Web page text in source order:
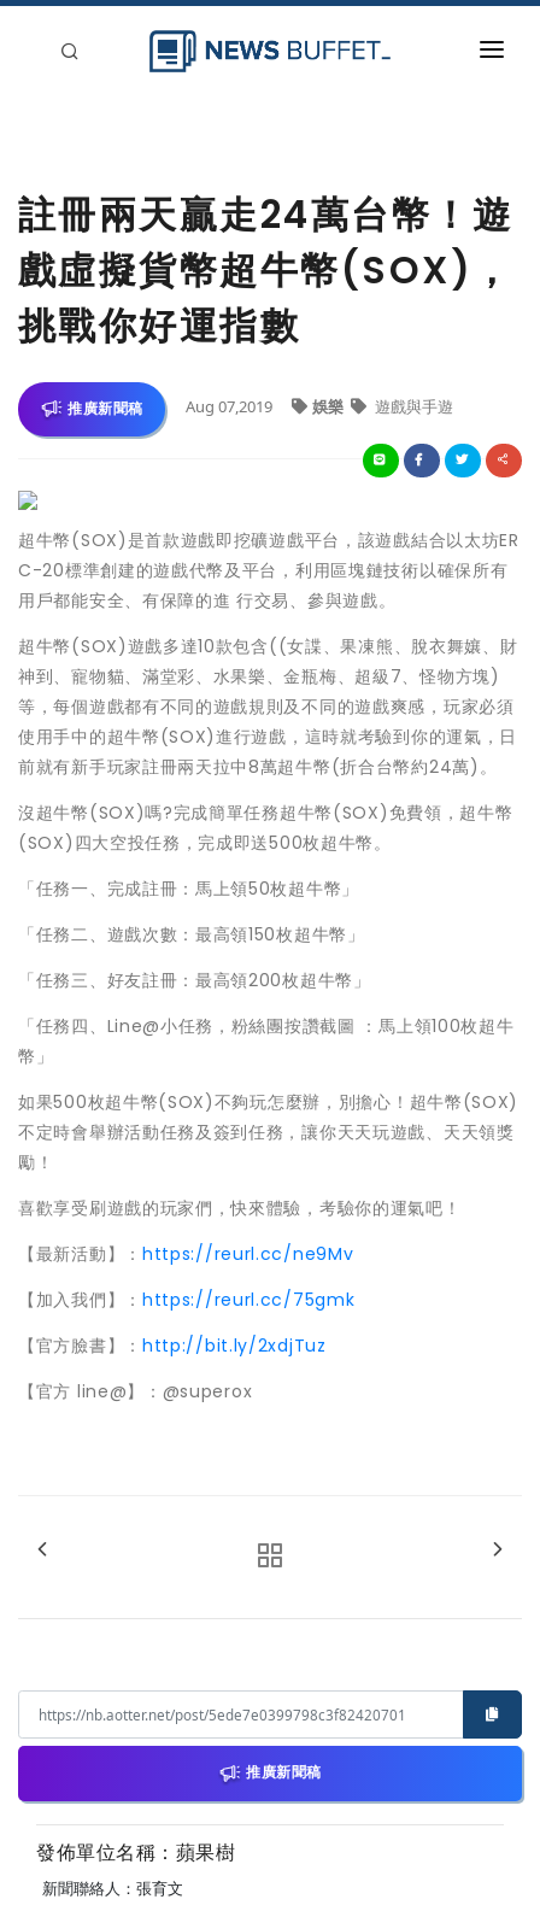
登入
刊登
註冊兩天贏走24萬台幣！遊
戲虛擬貨幣超牛幣(SOX)，
挑戰你好運指數
推廣新聞稿 Aug 07,2019 娛樂 遊戲與手遊
超牛幣(SOX)是首款遊戲即挖礦遊戲平台，該遊戲結合以太坊ER
C-20標準創建的遊戲代幣及平台，利用區塊鏈技術以確保所有
用戶都能安全、有保障的進 行交易、參與遊戲。
超牛幣(SOX)遊戲多達10款包含((女諜、果凍熊、脫衣舞孃、財
神到、寵物貓、滿堂彩、水果樂、金瓶梅、超級7、怪物方塊)
等，每個遊戲都有不同的遊戲規則及不同的遊戲爽感，玩家必須
使用手中的超牛幣(SOX)進行遊戲，這時就考驗到你的運氣，日
前就有新手玩家註冊兩天拉中8萬超牛幣(折合台幣約24萬)。
沒超牛幣(SOX)嗎?完成簡單任務超牛幣(SOX)免費領，超牛幣
(SOX)四大空投任務，完成即送500枚超牛幣。
「任務一、完成註冊：馬上領50枚超牛幣」
「任務二、遊戲次數：最高領150枚超牛幣」
「任務三、好友註冊：最高領200枚超牛幣」
「任務四、Line@小任務，粉絲團按讚截圖 ：馬上領100枚超牛
幣」
如果500枚超牛幣(SOX)不夠玩怎麼辦，別擔心！超牛幣(SOX)
不定時會舉辦活動任務及簽到任務，讓你天天玩遊戲、天天領獎
勵！
喜歡享受刷遊戲的玩家們，快來體驗，考驗你的運氣吧！
【最新活動】： https://reurl.cc/ne9Mv
【加入我們】： https://reurl.cc/75gmk
【官方臉書】： http://bit.ly/2xdjTuz
【官方 line@】：@superox
推廣新聞稿
發佈單位名稱：蘋果樹
新聞聯絡人：張育文